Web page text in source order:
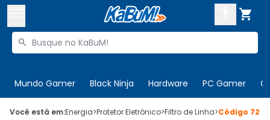

Buscar produtos

Mundo Gamer Black Ninja Hardware PC Gamer
 Olá. Acesse sua conta
Você está em:Energia>Protetor Eletrônico>Filtro de Linha>Código